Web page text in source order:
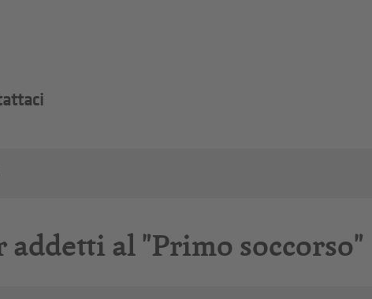
addetti al "Primo soccorso"